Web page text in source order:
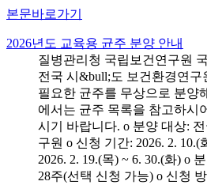
본문바로가기
2026년도 교육용 균주 분양 안내
질병관리청 국립보건연구원
전국 시&bull;도 보건환경연구
필요한 균주를 무상으로 분양
에서는 균주 목록을 참고하시
시기 바랍니다. o 분양 대상:
구원 o 신청 기간: 2026. 2. 10.(
2026. 2. 19.(목) ~ 6. 30.(화) o
28주(선택 신청 가능) o 신청